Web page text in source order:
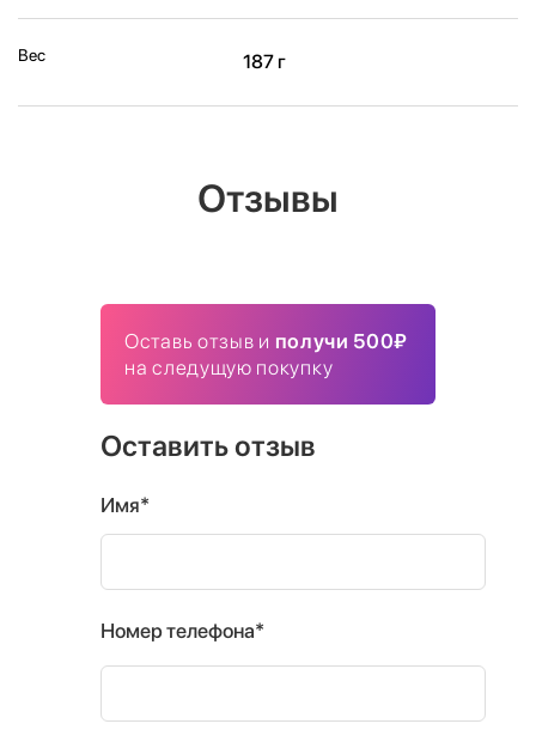
Вес 187 г
Отзывы
Оставь отзыв и получи 500₽
на следущую покупку
Оставить отзыв
Имя*
Номер телефона*